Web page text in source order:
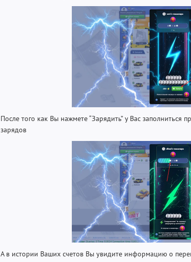
После того как Вы нажмете “Зарядить” у Вас заполниться
зарядов
А в истории Ваших счетов Вы увидите информацию о